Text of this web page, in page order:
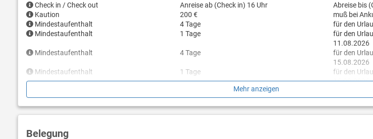
Check in / Check out Anreise ab (Check in) 16 Uhr
Abreise bis
Kaution
200 €
muß bei
Mindestaufenthalt
4 Tage
für den
Mindestaufenthalt
1 Tage
für den
11.08.2026
Mindestaufenthalt
4 Tage
für den
15.08.2026
Mindestaufenthalt
1 Tage
für den
16.08.2026
28.08.2026
Mindestaufenthalt
1 Tage
für den
Mindestaufenthalt
Mehr anzeigen
Belegung